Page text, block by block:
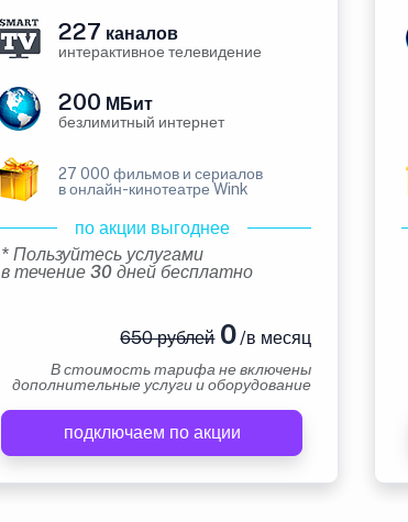
227 каналов
интерактивное телевидение
200 МБит
безлимитный интернет
27 000 фильмов и сериалов
в онлайн-кинотеатре Wink
по акции выгоднее
* Пользуйтесь услугами
в течение 30 дней бесплатно
650 рублей0/в месяц
В стоимость тарифа не включены
дополнительные услуги и оборудование
подключаем по акции